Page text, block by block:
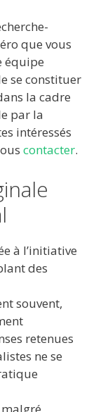
que vous
équipe
se constituer
la cadre
par la
intéressés
contacter.
à l’initiative
des
souvent,
retenues
ne se